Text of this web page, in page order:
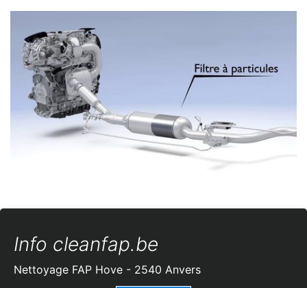
Info cleanfap.be
Nettoyage FAP Hove - 2540 Anvers